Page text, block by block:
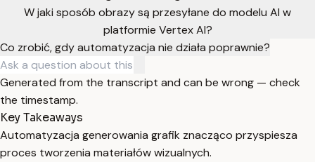
W jaki sposób obrazy są przesyłane do modelu AI w
platformie Vertex AI?
Co zrobić, gdy automatyzacja nie działa poprawnie?
Generated from the transcript and can be wrong — check
the timestamp.
Key Takeaways
Automatyzacja generowania grafik znacząco przyspiesza
proces tworzenia materiałów wizualnych.